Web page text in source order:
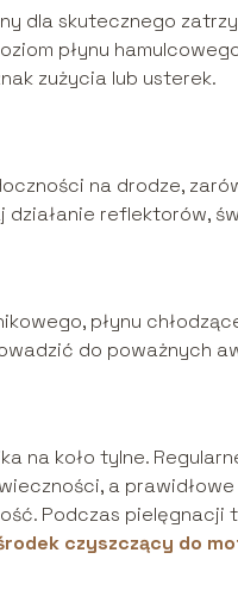
dla skutecznego
płynu
zużycia lub usterek.
na drodze,
reflektorów,
płynu
do poważnych
na koło tylne.
a
Podczas
czyszczący do